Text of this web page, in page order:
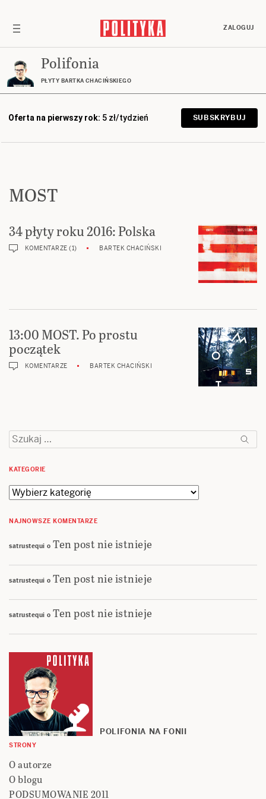
ZALOGUJ
Polifonia
PŁYTY BARTKA CHACIŃSKIEGO
Oferta na pierwszy rok: 5 zł/tydzień SUBSKRYBUJ
MOST
34 płyty roku 2016: Polska
KOMENTARZE (1) BARTEK CHACIŃSKI
13:00 MOST. Po prostu
początek
KOMENTARZE BARTEK CHACIŃSKI
Szukaj:
KATEGORIE
Kategorie
NAJNOWSZE KOMENTARZE
satrustequi o Ten post nie istnieje
satrustequi o Ten post nie istnieje
satrustequi o Ten post nie istnieje
POLIFONIA NA FONII
STRONY
O autorze
O blogu
PODSUMOWANIE 2011